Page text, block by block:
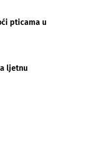
pticama u
ljetnu